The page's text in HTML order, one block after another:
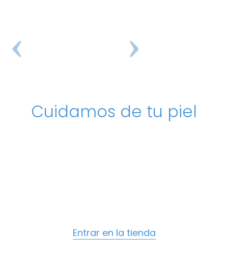
Cuidamos de tu piel
Entrar en la tienda